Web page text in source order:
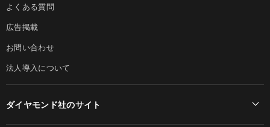
よくある質問
広告掲載
お問い合わせ
法人導入について
ダイヤモンド社のサイト